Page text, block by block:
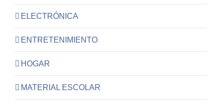
ELECTRÓNICA
ENTRETENIMIENTO
HOGAR
MATERIAL ESCOLAR